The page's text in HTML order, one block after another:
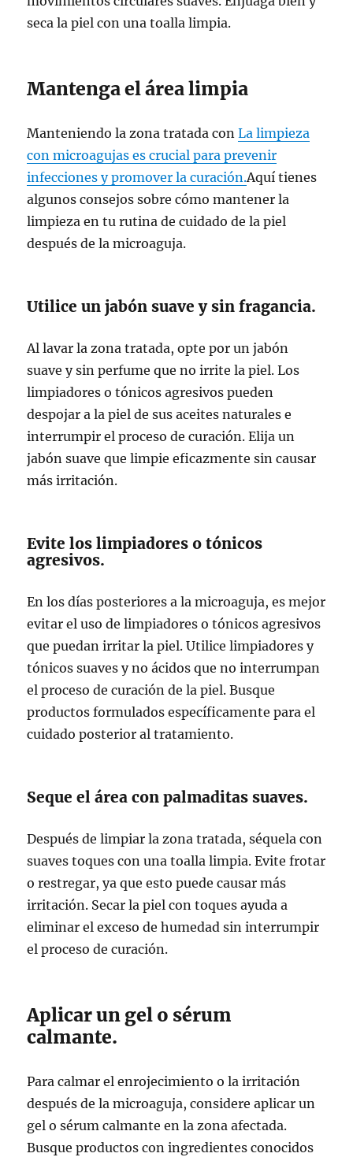
seca la piel con una toalla limpia.
Mantenga el área limpia
Manteniendo la zona tratada conLa limpieza
con microagujas es crucial para prevenir
infecciones y promover la curación.Aquí tienes
algunos consejos sobre cómo mantener la
limpieza en tu rutina de cuidado de la piel
después de la microaguja.
Utilice un jabón suave y sin fragancia.
Al lavar la zona tratada, opte por un jabón
suave y sin perfume que no irrite la piel. Los
limpiadores o tónicos agresivos pueden
despojar a la piel de sus aceites naturales e
interrumpir el proceso de curación. Elija un
jabón suave que limpie eficazmente sin causar
más irritación.
Evite los limpiadores o tónicos
agresivos.
En los días posteriores a la microaguja, es mejor
evitar el uso de limpiadores o tónicos agresivos
que puedan irritar la piel. Utilice limpiadores y
tónicos suaves y no ácidos que no interrumpan
el proceso de curación de la piel. Busque
productos formulados específicamente para el
cuidado posterior al tratamiento.
Seque el área con palmaditas suaves.
Después de limpiar la zona tratada, séquela con
suaves toques con una toalla limpia. Evite frotar
o restregar, ya que esto puede causar más
irritación. Secar la piel con toques ayuda a
eliminar el exceso de humedad sin interrumpir
el proceso de curación.
Aplicar un gel o sérum
calmante.
Para calmar el enrojecimiento o la irritación
después de la microaguja, considere aplicar un
gel o sérum calmante en la zona afectada.
Busque productos con ingredientes conocidos